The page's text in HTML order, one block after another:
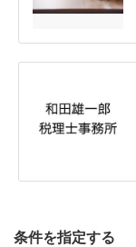
条件を指定する